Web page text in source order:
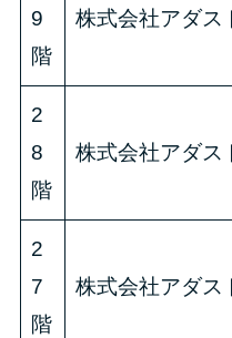
9
階
株式会社アダス
2
8
階
株式会社アダス
2
7
階
株式会社アダス